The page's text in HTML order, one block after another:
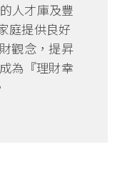
人才庫及豐
庭提供良好
觀念，提昇
為『理財幸